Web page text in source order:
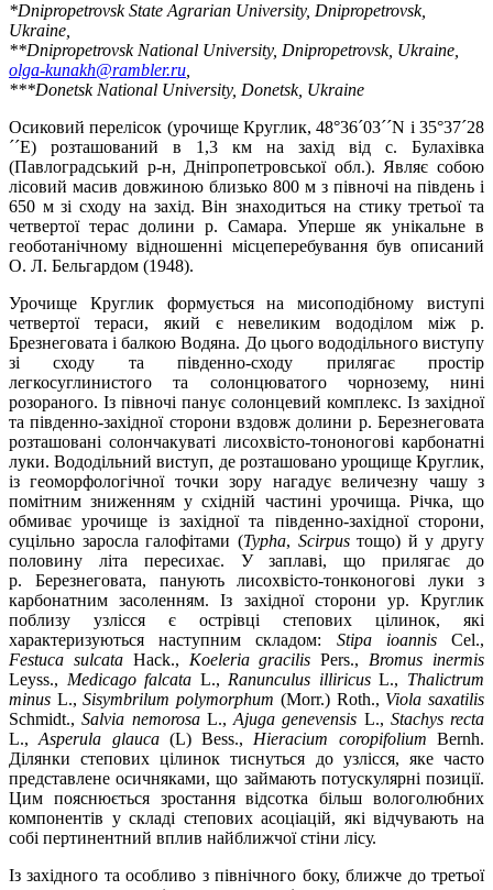
*Dnipropetrovsk State Agrarian University, Dnipropetrovsk,
Ukraine,
**Dnipropetrovsk National University, Dnipropetrovsk, Ukraine,
olga-kunakh@rambler.ru
***Donetsk National University, Donetsk, Ukraine
Осиковий перелісок (урочище Круглик, 48°36´03´´N і 35°37´28
´´E) розташований в 1,3 км на захід від с. Булахівка
(Павлоградський р-н, Дніпропетровської обл.). Являє собою
лісовий масив довжиною близько 800 м з півночі на південь і
650 м зі сходу на захід. Він знаходиться на стику третьої та
четвертої терас долини р. Самара. Уперше як унікальне в
геоботанічному відношенні місцеперебування був описаний
О. Л. Бельгардом (1948).
Урочище Круглик формується на мисоподібному виступі
четвертої тераси, який є невеликим вододілом між р.
Брезнеговата і балкою Водяна. До цього вододільного виступу
зі сходу та південно-сходу прилягає простір
легкосуглинистого та солонцюватого чорнозему, нині
розораного. Із півночі панує солонцевий комплекс. Із західної
та південно-західної сторони вздовж долини р. Березнеговата
розташовані солончакуваті лисохвісто-тононогові карбонатні
луки. Вододільний виступ, де розташовано урощище Круглик,
із геоморфологічної точки зору нагадує величезну чашу з
помітним зниженням у східній частині урочища. Річка, що
обмиває урочище із західної та південно-західної сторони,
суцільно заросла галофітами (Typha, Scirpusтощо) й у другу
половину літа пересихає. У заплаві, що прилягає до
р. Березнеговата, панують лисохвісто-тонконогові луки з
карбонатним засоленням. Із західної сторони ур. Круглик
поблизу узлісся є острівці степових цілинок, які
характеризуються наступним складом: Stipa ioannisCel.,
Festuca sulcataHack., Koeleria gracilis Pers., Bromus inermis
Leyss., Medicago falcata L., Ranunculus illiricusL., Thalictrum
minus L.,Sisymbrilum polymorphum (Morr.) Roth., Viola saxatilis
Schmidt.,Salvia nemorosaL., Ajuga genevensis L., Stachys recta
L.,Asperula glauca(L) Bess., Hieracium coropifolium Bernh.
Ділянки степових цілинок тиснуться до узлісся, яке часто
представлене осичняками, що займають потускулярні позиції.
Цим пояснюється зростання відсотка більш вологолюбних
компонентів у складі степових асоціацій, які відчувають на
собі пертинентний вплив найближчої стіни лісу.
Із західного та особливо з північного боку, ближче до третьої